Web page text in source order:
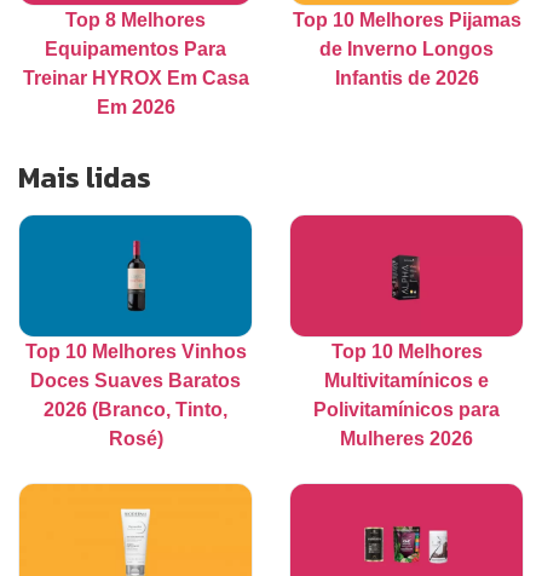
Top 8 Melhores
Equipamentos Para
Treinar HYROX Em Casa
Em 2026
Top 10 Melhores Pijamas
de Inverno Longos
Infantis de 2026
Mais lidas
Top 10 Melhores Vinhos
Doces Suaves Baratos
2026 (Branco, Tinto,
Rosé)
Top 10 Melhores
Multivitamínicos e
Polivitamínicos para
Mulheres 2026